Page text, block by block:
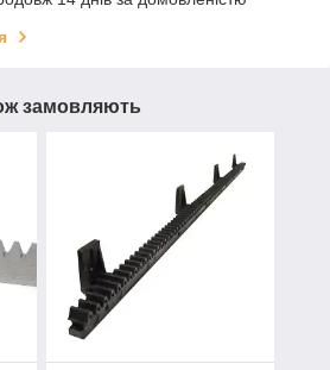
замовляють